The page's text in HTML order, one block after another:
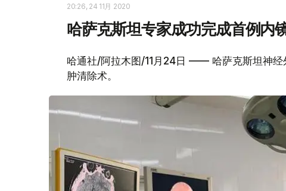
20:26, 24 11月 2020
哈萨克斯坦专家成功完成首例内
哈通社/阿拉木图/11月24日 —— 哈萨克斯坦神经
肿清除术。